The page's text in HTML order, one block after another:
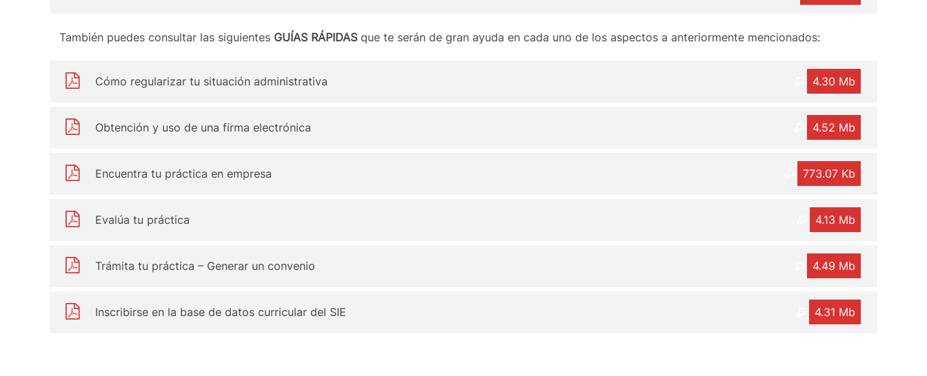
También puedes consultar las siguientes GUÍAS RÁPIDAS que te serán de gran ayuda en cada uno de los aspectos a anteriormente mencionados:
4.30 Mb
Cómo regularizar tu situación administrativa
4.52 Mb
Obtención y uso de una firma electrónica
773.07 Kb
Encuentra tu práctica en empresa
4.13 Mb
Evalúa tu práctica
4.49 Mb
Trámita tu práctica – Generar un convenio
4.31 Mb
Inscribirse en la base de datos curricular del SIE